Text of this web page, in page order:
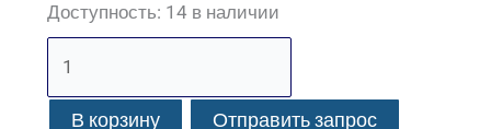
Доступность: 14 в наличии
В корзину Отправить запрос